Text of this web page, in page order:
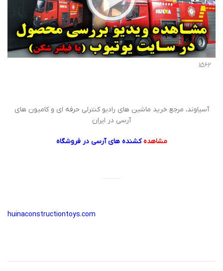
1562
آسیاوند، مرجع خرید ماشین های رادیو کنترلی حرفه ای و کامیون های
آرسی در ایران
مشاهدهکشنده های آرسیدر فروشگاه
huinaconstructiontoys.com